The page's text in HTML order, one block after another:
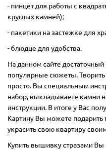
- пинцет для работы с
круглых камней);
- пакетики на застежке для
- блюдце для удобства.
На данном сайте
популярные сюжеты.
просто. Вы специальным
набор, выкладываете камни
инструкции. В итоге у Вас
Картину Вы можете
украсить свою квартиру
Купить вышивку стразами